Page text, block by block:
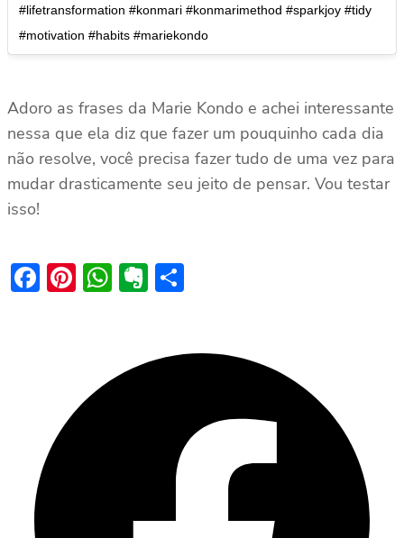
#lifetransformation #konmari #konmarimethod #sparkjoy #tidy
#motivation #habits #mariekondo
Adoro as frases da Marie Kondo e achei interessante
nessa que ela diz que fazer um pouquinho cada dia
não resolve, você precisa fazer tudo de uma vez para
mudar drasticamente seu jeito de pensar. Vou testar
isso!
Facebook
Pinterest
WhatsApp
Evernote